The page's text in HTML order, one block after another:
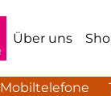
Über uns
Mobiltelefone